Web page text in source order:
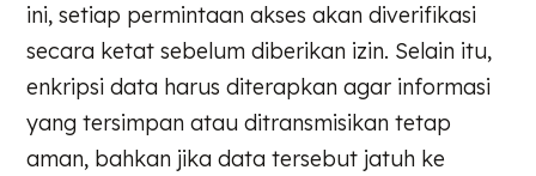
ini, setiap permintaan akses akan diverifikasi
secara ketat sebelum diberikan izin. Selain itu,
enkripsi data harus diterapkan agar informasi
yang tersimpan atau ditransmisikan tetap
aman, bahkan jika data tersebut jatuh ke